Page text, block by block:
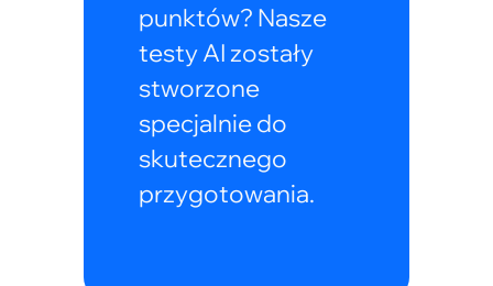
punktów? Nasze
testy AI zostały
stworzone
specjalnie do
skutecznego
przygotowania.